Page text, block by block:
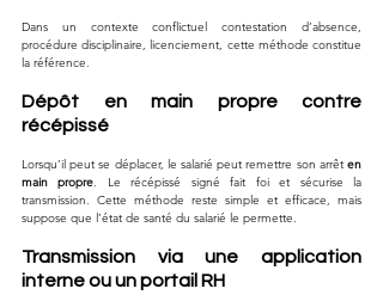
Dans un contexte conflictuel contestation d’absence,
procédure disciplinaire, licenciement, cette méthode constitue
la référence.
Dépôt en main propre contre
récépissé
Lorsqu’il peut se déplacer, le salarié peut remettre son arrêt en
main propre. Le récépissé signé fait foi et sécurise la
transmission. Cette méthode reste simple et efficace, mais
suppose que l’état de santé du salarié le permette.
Transmission via une application
interne ou un portail RH